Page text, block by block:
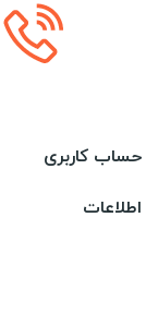
حساب کاربری
اطلاعات